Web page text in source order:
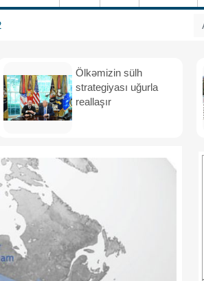
Ölkəmizin sülh
strategiyası uğurla
reallaşır